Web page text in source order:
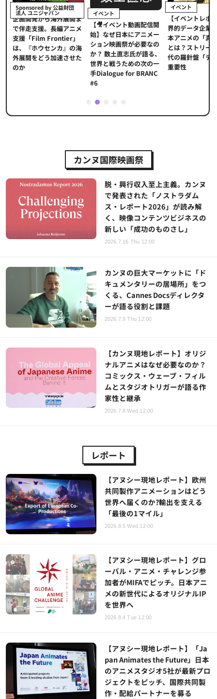
Sponsored by 公益財団
法人 ユニジャパン
企画開発から海外展開ま
で伴走支援。長編アニメ
支援「Film Frontier」
は、『ホウセンカ』の海
外展開をどう加速させた
のか
イベント
【🎥イベント動画配信開
始】なぜ日本にアニメー
ション映画祭が必要なの
か？ 数土直志氏が語る、
世界と戦うための次の一
手Dialogue for BRANC
#6
イベント
【イベントレポ
界的データ企業
本アニメの「真
とは？ストリー
代の羅針盤「デ
重要性
2
カンヌ国際映画祭
脱・興行収入至上主義。カンヌ
で発表された「ノストラダム
ス・レポート2026」が読み解
く、映像コンテンツビジネスの
新しい「成功のものさし」
2026.7.16 Thu 12:00
カンヌの巨大マーケットに「ド
キュメンタリーの居場所」をつ
くる、Cannes Docsディレクタ
ーが語る役割と課題
2026.7.9 Thu 12:00
【カンヌ現地レポート】オリジ
ナルアニメはなぜ必要なのか？
コミックス・ウェーブ・フィル
ムとスタジオトリガーが語る作
家性と継承
2026.7.8 Wed 12:00
レポート
【アヌシー現地レポート】欧州
共同製作アニメーションはどう
世界へ届くのか?輸出を支える
「最後の1マイル」
2026.8.5 Wed 12:00
【アヌシー現地レポート】グロ
ーバル・アニメ・チャレンジ参
加者がMIFAでピッチ。日本アニ
メの新世代によるオリジナルIP
を世界へ
2026.8.4 Tue 12:00
【アヌシー現地レポート】「Ja
pan Animates the Future」日本
のアニメスタジオ5社が最新プロ
ジェクトをピッチ、国際共同製
作・配給パートナーを募る